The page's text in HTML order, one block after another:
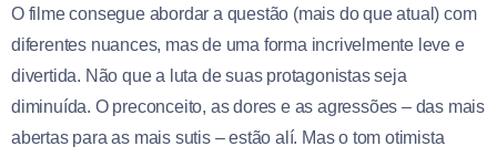
O filme consegue abordar a questão (mais do que atual) com
diferentes nuances, mas de uma forma incrivelmente leve e
divertida. Não que a luta de suas protagonistas seja
diminuída. O preconceito, as dores e as agressões – das mais
abertas para as mais sutis – estão alí. Mas o tom otimista